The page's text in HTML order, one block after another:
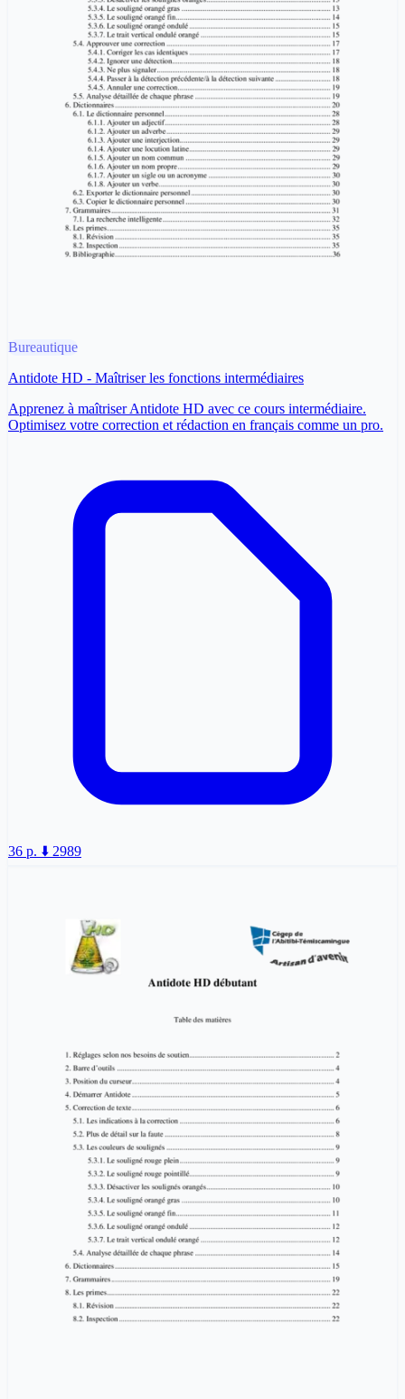
Bureautique
Antidote HD - Maîtriser les fonctions intermédiaires
Apprenez à maîtriser Antidote HD avec ce cours intermédiaire.
Optimisez votre correction et rédaction en français comme un pro.
36 p. ⬇️ 2989